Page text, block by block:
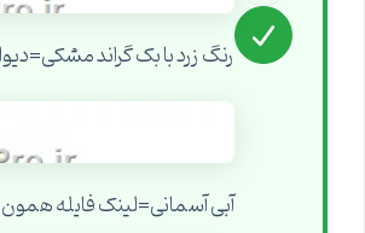
رنگ زرد با بک گراند
آبی آسمانی=لینک فایله همون